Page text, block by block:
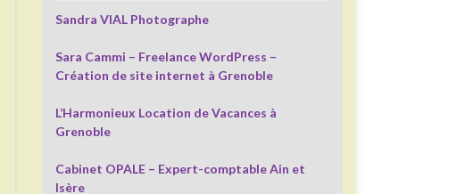
Sandra VIAL Photographe
Sara Cammi – Freelance WordPress –
Création de site internet à Grenoble
L’Harmonieux Location de Vacances à
Grenoble
Cabinet OPALE – Expert-comptable Ain et
Isère